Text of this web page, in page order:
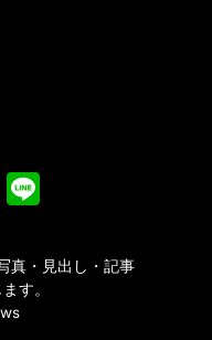
真・見出し・記事
す。